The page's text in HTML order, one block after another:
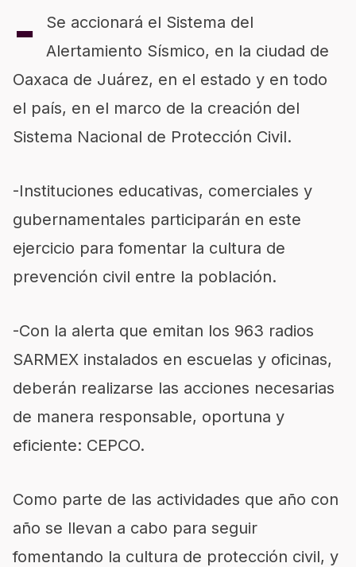
-
Se accionará el Sistema del
Alertamiento Sísmico, en la ciudad de
Oaxaca de Juárez, en el estado y en todo
el país, en el marco de la creación del
Sistema Nacional de Protección Civil.
-Instituciones educativas, comerciales y
gubernamentales participarán en este
ejercicio para fomentar la cultura de
prevención civil entre la población.
-Con la alerta que emitan los 963 radios
SARMEX instalados en escuelas y oficinas,
deberán realizarse las acciones necesarias
de manera responsable, oportuna y
eficiente: CEPCO.
Como parte de las actividades que año con
año se llevan a cabo para seguir
fomentando la cultura de protección civil, y